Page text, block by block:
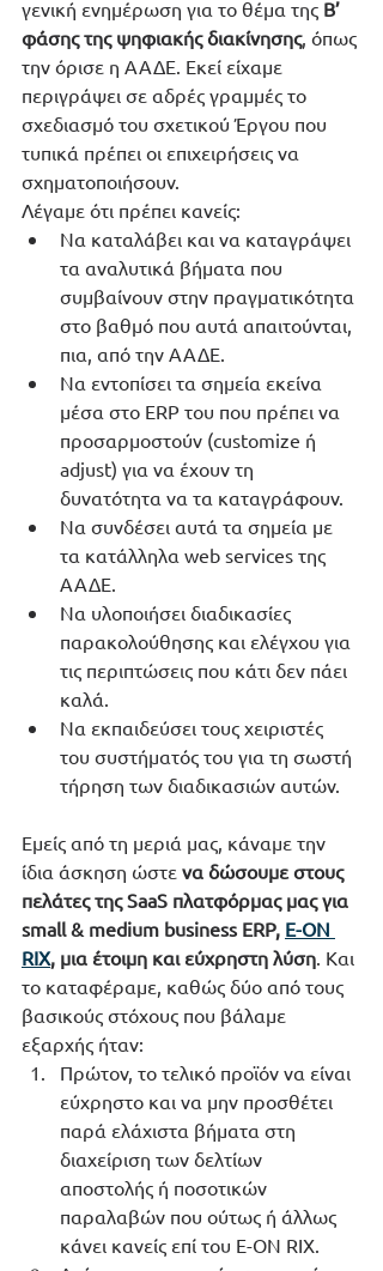
γενική ενημέρωση για το θέμα της Β’
φάσης της ψηφιακής διακίνησης, όπως
την όρισε η ΑΑΔΕ. Εκεί είχαμε
περιγράψει σε αδρές γραμμές το
σχεδιασμό του σχετικού Έργου που
τυπικά πρέπει οι επιχειρήσεις να
σχηματοποιήσουν.
Λέγαμε ότι πρέπει κανείς:
Να καταλάβει και να καταγράψει
τα αναλυτικά βήματα που
συμβαίνουν στην πραγματικότητα
στο βαθμό που αυτά απαιτούνται,
πια, από την ΑΑΔΕ.
Να εντοπίσει τα σημεία εκείνα
μέσα στο ERP του που πρέπει να
προσαρμοστούν (customize ή
adjust) για να έχουν τη
δυνατότητα να τα καταγράφουν.
Να συνδέσει αυτά τα σημεία με
τα κατάλληλα web services της
ΑΑΔΕ.
Να υλοποιήσει διαδικασίες
παρακολούθησης και ελέγχου για
τις περιπτώσεις που κάτι δεν πάει
καλά.
Να εκπαιδεύσει τους χειριστές
του συστήματός του για τη σωστή
τήρηση των διαδικασιών αυτών.
Εμείς από τη μεριά μας, κάναμε την
ίδια άσκηση ώστε να δώσουμε στους
πελάτες της SaaS πλατφόρμας μας για
small & medium business ERP, E-ON
RIX, μια έτοιμη και εύχρηστη λύση. Και
το καταφέραμε, καθώς δύο από τους
βασικούς στόχους που βάλαμε
εξαρχής ήταν:
Πρώτον, το τελικό προϊόν να είναι
εύχρηστο και να μην προσθέτει
παρά ελάχιστα βήματα στη
διαχείριση των δελτίων
αποστολής ή ποσοτικών
παραλαβών που ούτως ή άλλως
κάνει κανείς επί του E-ON RIX.